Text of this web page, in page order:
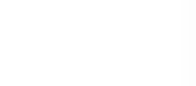
Il servizio di mobilità